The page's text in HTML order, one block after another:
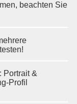
beachten Sie
Portrait &
Profil